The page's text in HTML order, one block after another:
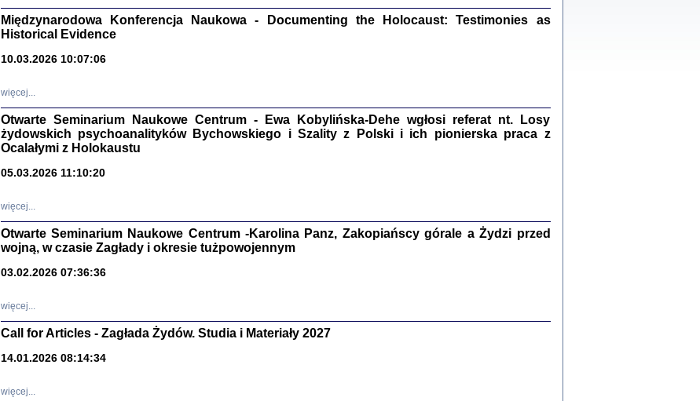
Studia i Materiały
nr 17, R. 2021
NIE WIEMY CO PRZYNIESIE NAM KOLEJNA GODZINA ...
Dziennik pisany w ukryciu w latach 1943-1944
Zagłada Żydów.
Międzynarodowa Konferencja Naukowa - Documenting the Holocaust: Testimonies as
Historical Evidence
10.03.2026 10:07:06
więcej...
Otwarte Seminarium Naukowe Centrum - Ewa Kobylińska-Dehe wgłosi referat nt. Losy
żydowskich psychoanalityków Bychowskiego i Szality z Polski i ich pionierska praca z
Ocalałymi z Holokaustu
05.03.2026 11:10:20
więcej...
Otwarte Seminarium Naukowe Centrum -Karolina Panz, Zakopiańscy górale a Żydzi przed
wojną, w czasie Zagłady i okresie tużpowojennym
03.02.2026 07:36:36
więcej...
Call for Articles - Zagłada Żydów. Studia i Materiały 2027
14.01.2026 08:14:34
więcej...